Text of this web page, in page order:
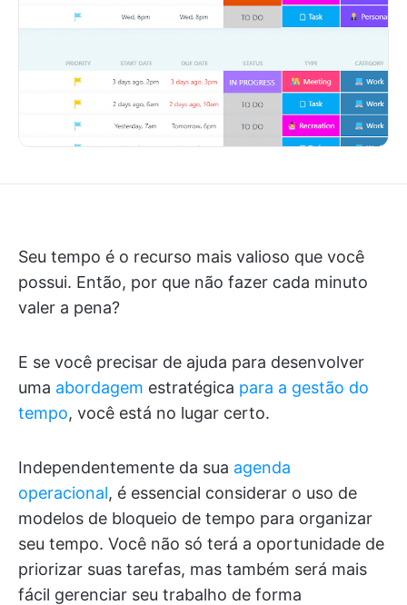
Seu tempo é o recurso mais valioso que você
possui. Então, por que não fazer cada minuto
valer a pena?
E se você precisar de ajuda para desenvolver
uma abordagem estratégica para a gestão do
tempo, você está no lugar certo.
Independentemente da sua agenda
operacional, é essencial considerar o uso de
modelos de bloqueio de tempo para organizar
seu tempo. Você não só terá a oportunidade de
priorizar suas tarefas, mas também será mais
fácil gerenciar seu trabalho de forma